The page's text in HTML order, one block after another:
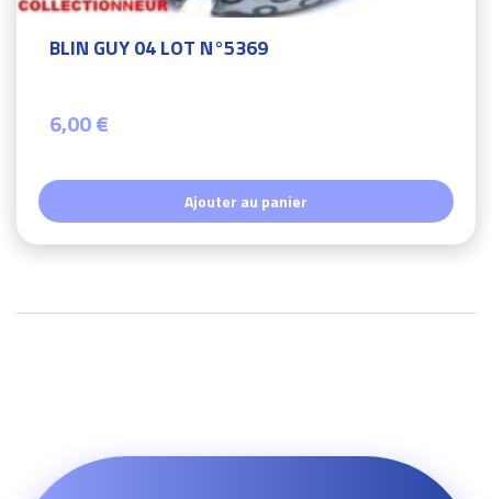
BLIN GUY 04 LOT N°5369
6,00 €
Ajouter au panier